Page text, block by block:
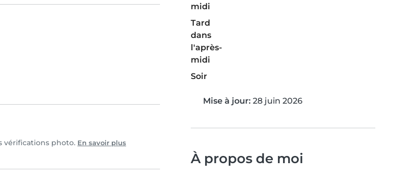
vérifications photo. En savoir plus
midi
Tard
dans
l'après-
midi
Soir
Mise à jour: 28 juin 2026
À propos de moi